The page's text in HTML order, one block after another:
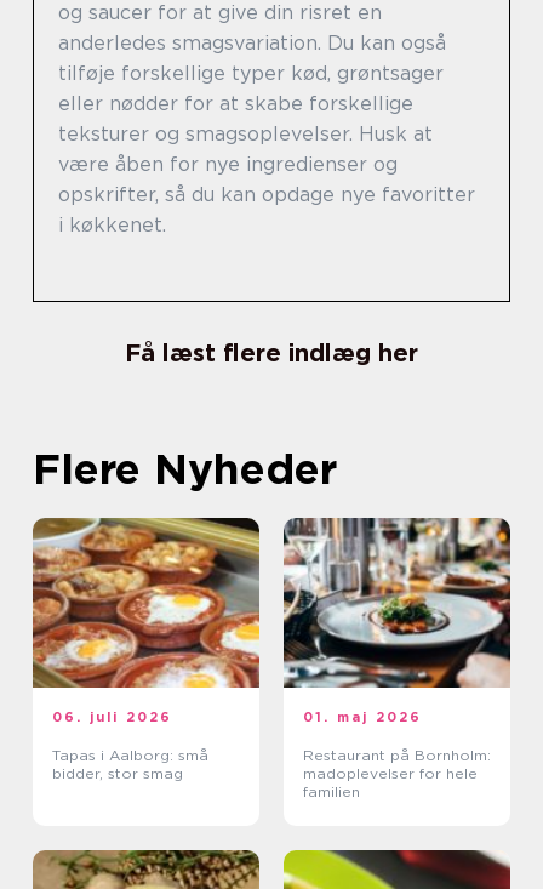
og saucer for at give din risret en
anderledes smagsvariation. Du kan også
tilføje forskellige typer kød, grøntsager
eller nødder for at skabe forskellige
teksturer og smagsoplevelser. Husk at
være åben for nye ingredienser og
opskrifter, så du kan opdage nye favoritter
i køkkenet.
Få læst flere indlæg her
Flere Nyheder
06. juli 2026
Tapas i Aalborg: små
bidder, stor smag
01. maj 2026
Restaurant på Bornholm:
madoplevelser for hele
familien